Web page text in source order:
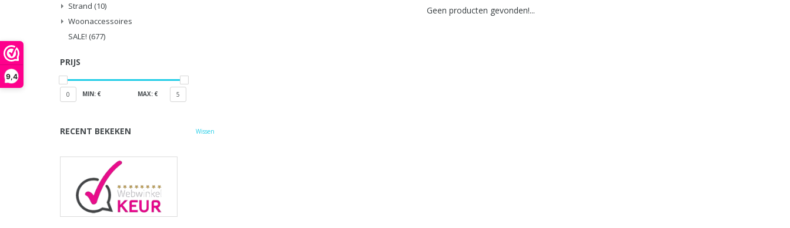
9,4
Strand (10)
Woonaccessoires
SALE! (677)
PRIJS
0 MIN: € MAX: € 5
RECENT BEKEKEN Wissen
Geen producten gevonden!...